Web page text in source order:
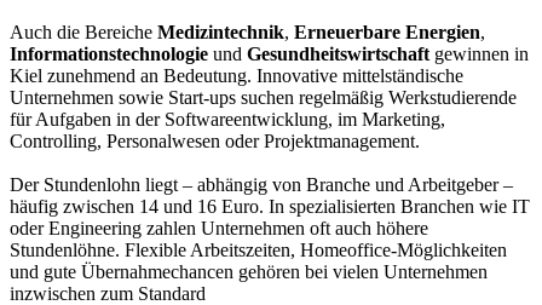
Auch die Bereiche Medizintechnik, Erneuerbare Energien,
Informationstechnologie und Gesundheitswirtschaft gewinnen in
Kiel zunehmend an Bedeutung. Innovative mittelständische
Unternehmen sowie Start-ups suchen regelmäßig Werkstudierende
für Aufgaben in der Softwareentwicklung, im Marketing,
Controlling, Personalwesen oder Projektmanagement.
Der Stundenlohn liegt – abhängig von Branche und Arbeitgeber –
häufig zwischen 14 und 16 Euro. In spezialisierten Branchen wie IT
oder Engineering zahlen Unternehmen oft auch höhere
Stundenlöhne. Flexible Arbeitszeiten, Homeoffice-Möglichkeiten
und gute Übernahmechancen gehören bei vielen Unternehmen
inzwischen zum Standard